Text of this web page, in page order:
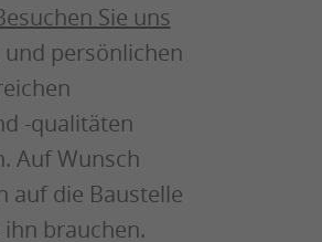
Sie uns
persönlichen
-qualitäten
Auf Wunsch
auf die Baustelle
brauchen.